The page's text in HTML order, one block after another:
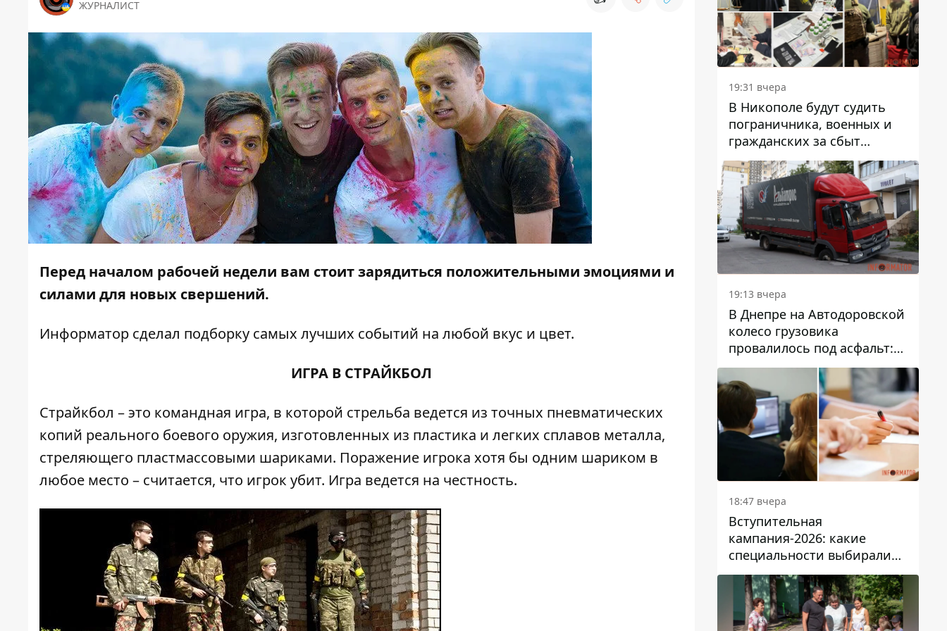
ЖУРНАЛИСТ
Перед началом рабочей недели вам стоит зарядиться положительными эмоциями и
силами для новых свершений.
Информатор сделал подборку самых лучших событий на любой вкус и цвет.
ИГРА В СТРАЙКБОЛ
Страйкбол – это командная игра, в которой стрельба ведется из точных пневматических
копий реального боевого оружия, изготовленных из пластика и легких сплавов металла,
стреляющего пластмассовыми шариками. Поражение игрока хотя бы одним шариком в
любое место – считается, что игрок убит. Игра ведется на честность.
19:31 вчера
В Никополе будут судить
пограничника, военных и
гражданских за сбыт
психотропов
19:13 вчера
В Днепре на Автодоровской
колесо грузовика
провалилось под асфальт:
движение заблокировано
18:47 вчера
Вступительная
кампания-2026: какие
специальности выбирали
абитуриенты в Украине